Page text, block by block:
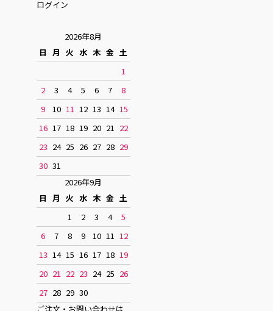
ログイン
2026年8月
日 月 火 水 木 金 土
1
2
3 4 5 6 7
8
9
10 11 12 13 14 15
16 17 18 19 20 21 22
23 24 25 26 27 28 29
30 31
2026年9月
日 月 火 水 木 金 土
1
2 3 4
5
6
7 8 9 10 11 12
13 14 15 16 17 18 19
20 21 22 23 24 25 26
27 28 29 30